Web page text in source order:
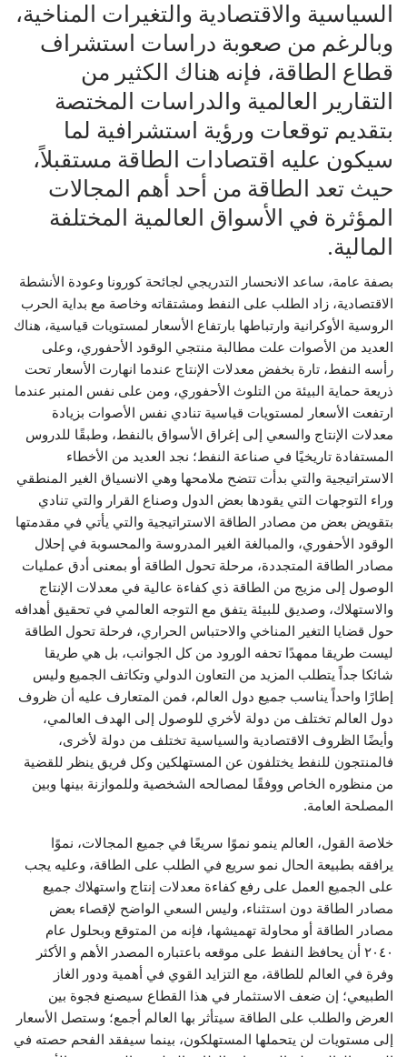
السياسية والاقتصادية والتغيرات المناخية،
وبالرغم من صعوبة دراسات استشراف
قطاع الطاقة، فإنه هناك الكثير من
التقارير العالمية والدراسات المختصة
بتقديم توقعات ورؤية استشرافية لما
سيكون عليه اقتصادات الطاقة مستقبلاً،
حيث تعد الطاقة من أحد أهم المجالات
المؤثرة في الأسواق العالمية المختلفة
المالية.
بصفة عامة، ساعد الانحسار التدريجي لجائحة كورونا وعودة الأنشطة
الاقتصادية، زاد الطلب على النفط ومشتقاته وخاصة مع بداية الحرب
الروسية الأوكرانية وارتباطها بارتفاع الأسعار لمستويات قياسية، هناك
العديد من الأصوات علت مطالبة منتجي الوقود الأحفوري، وعلى
رأسه النفط، تارة بخفض معدلات الإنتاج عندما انهارت الأسعار تحت
ذريعة حماية البيئة من التلوث الأحفوري، ومن على نفس المنبر عندما
ارتفعت الأسعار لمستويات قياسية تنادي نفس الأصوات بزيادة
معدلات الإنتاج والسعي إلى إغراق الأسواق بالنفط، وطبقًا للدروس
المستفادة تاريخيًا في صناعة النفط؛ نجد العديد من الأخطاء
الاستراتيجية والتي بدأت تتضح ملامحها وهي الانسياق الغير المنطقي
وراء التوجهات التي يقودها بعض الدول وصناع القرار والتي تنادي
بتقويض بعض من مصادر الطاقة الاستراتيجية والتي يأتي في مقدمتها
الوقود الأحفوري، والمبالغة الغير المدروسة والمحسوبة في إحلال
مصادر الطاقة المتجددة، مرحلة تحول الطاقة أو بمعنى أدق عمليات
الوصول إلى مزيج من الطاقة ذي كفاءة عالية في معدلات الإنتاج
والاستهلاك، وصديق للبيئة يتفق مع التوجه العالمي في تحقيق أهدافه
حول قضايا التغير المناخي والاحتباس الحراري، فرحلة تحول الطاقة
ليست طريقا ممهدًا تحفه الورود من كل الجوانب، بل هي طريقا
شائكا جداً يتطلب المزيد من التعاون الدولي وتكاتف الجميع وليس
إطارًا واحداً يناسب جميع دول العالم، فمن المتعارف عليه أن ظروف
دول العالم تختلف من دولة لأخري للوصول إلى الهدف العالمي،
وأيضًا الظروف الاقتصادية والسياسية تختلف من دولة لأخرى،
فالمنتجون للنفط يختلفون عن المستهلكين وكل فريق ينظر للقضية
من منظوره الخاص ووفقًا لمصالحه الشخصية وللموازنة بينها وبين
المصلحة العامة.
خلاصة القول، العالم ينمو نموًا سريعًا في جميع المجالات، نموًا
يرافقه بطبيعة الحال نمو سريع في الطلب على الطاقة، وعليه يجب
على الجميع العمل على رفع كفاءة معدلات إنتاج واستهلاك جميع
مصادر الطاقة دون استثناء، وليس السعي الواضح لإقصاء بعض
مصادر الطاقة أو محاولة تهميشها، فإنه من المتوقع وبحلول عام
٢٠٤٠ أن يحافظ النفط على موقعه باعتباره المصدر الأهم و الأكثر
وفرة في العالم للطاقة، مع التزايد القوي في أهمية ودور الغاز
الطبيعي؛ إن ضعف الاستثمار في هذا القطاع سيصنع فجوة بين
العرض والطلب على الطاقة سيتأثر بها العالم أجمع؛ وستصل الأسعار
إلى مستويات لن يتحملها المستهلكون، بينما سيفقد الفحم حصته في